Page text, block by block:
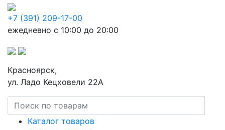
+7 (391) 209-17-00
ежедневно с 10:00 до 20:00
Красноярск,
ул. Ладо Кецховели 22А
Каталог товаров